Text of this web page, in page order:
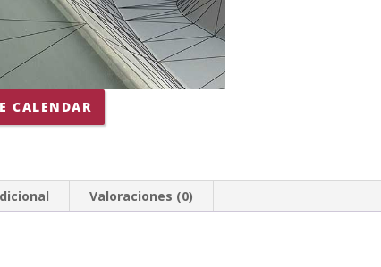
CALENDAR
Valoraciones (0)